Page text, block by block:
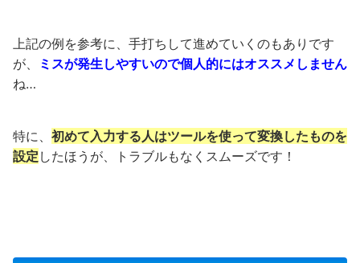
上記の例を参考に、手打ちして進めていくのもありです
が、
ミスが発生しやすいので個人的にはオススメしません
ね…
特に、 初めて入力する人はツールを使って変換したものを
設定 したほうが、トラブルもなくスムーズです！